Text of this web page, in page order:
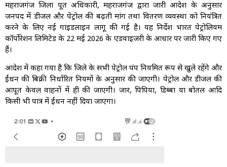
महराजगंज जिला पूर्ति अधिकारी, महराजगंज द्वारा जारी आदेश के अनुसार
जनपद में डीजल और पेट्रोल की बढ़ती मांग तथा वितरण व्यवस्था को नियंत्रित
करने के लिए नई गाइडलाइन लागू की गई है। यह निर्देश भारत पेट्रोलियम
कॉर्पोरेशन लिमिटेड के 22 मई 2026 के एडवाइजरी के आधार पर जारी किए गए
हैं।
आदेश में कहा गया है कि जिले के सभी पेट्रोल पंप नियमित रूप से खुले रहेंगे और
ईंधन की बिक्री निर्धारित नियमों के अनुसार की जाएगी। पेट्रोल और डीजल की
आपूर्ति केवल वाहनों में ही की जाएगी। जार, पिपिया, डिब्बा या बोतल आदि
किसी भी पात्र में ईंधन नहीं दिया जाएगा।